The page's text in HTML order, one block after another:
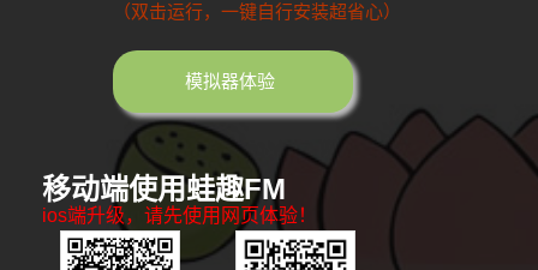
（双击运行，一键自行安装超省心）
模拟器体验
移动端使用蛙趣FM
ios端升级，请先使用网页体验！